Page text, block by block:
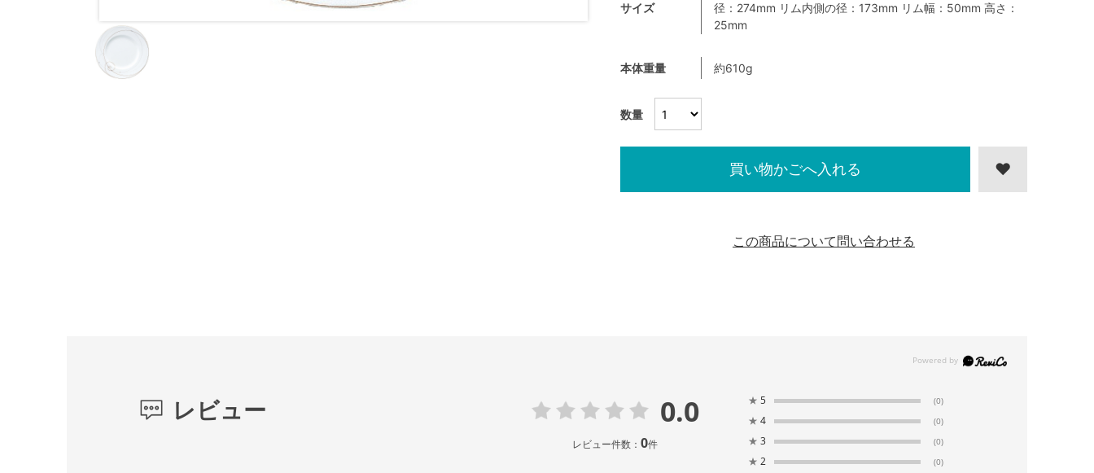
数量
サイズ
径：274mm リム内側の径：173mm リム幅：50mm 高さ：
25mm
本体重量 約610g
買い物かごへ入れる
この商品について問い合わせる
レビュー 0.0
レビュー件数： 0件
★ 5 (0)
★ 4 (0)
★ 3 (0)
★ 2 (0)